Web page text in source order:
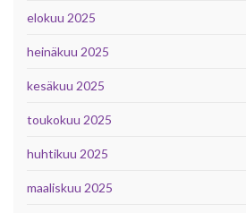
elokuu 2025
heinäkuu 2025
kesäkuu 2025
toukokuu 2025
huhtikuu 2025
maaliskuu 2025